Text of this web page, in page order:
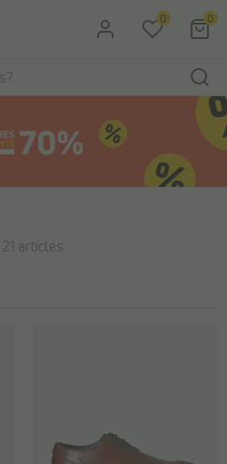
0 0
21 articles